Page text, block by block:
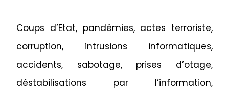
Coups d’Etat, pandémies, actes terroriste,
corruption, intrusions informatiques,
accidents, sabotage, prises d’otage,
déstabilisations par l’information,